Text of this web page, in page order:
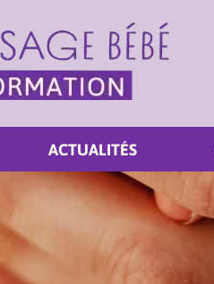
ACTUALITÉS